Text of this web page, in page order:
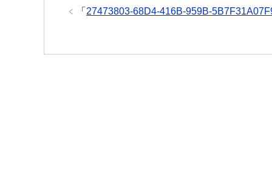
「 27473803-68D4-416B-959B-